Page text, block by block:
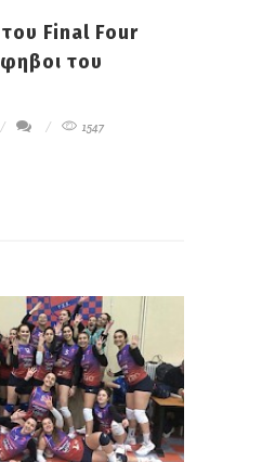
του Final Four
του
1547